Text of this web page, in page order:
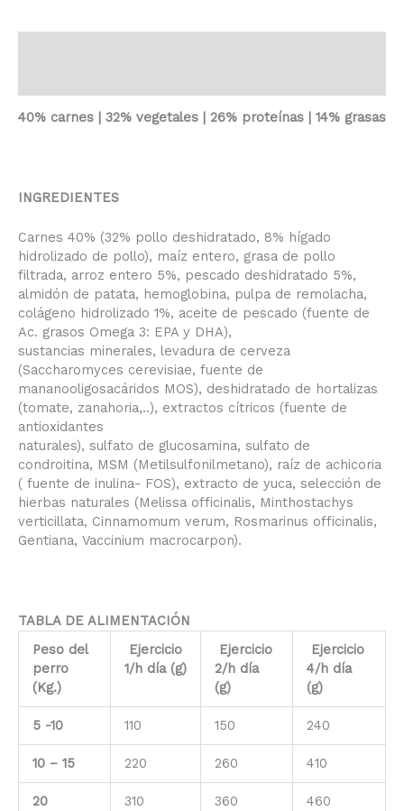
40% carnes | 32% vegetales | 26% proteínas | 14% grasas
INGREDIENTES
Carnes 40% (32% pollo deshidratado, 8% hígado
hidrolizado de pollo), maíz entero, grasa de pollo
filtrada, arroz entero 5%, pescado deshidratado 5%,
almidón de patata, hemoglobina, pulpa de remolacha,
colágeno hidrolizado 1%, aceite de pescado (fuente de
Ac. grasos Omega 3: EPA y DHA),
sustancias minerales, levadura de cerveza
(Saccharomyces cerevisiae, fuente de
mananooligosacáridos MOS), deshidratado de hortalizas
(tomate, zanahoria,..), extractos cítricos (fuente de
antioxidantes
naturales), sulfato de glucosamina, sulfato de
condroitina, MSM (Metilsulfonilmetano), raíz de achicoria
( fuente de inulina- FOS), extracto de yuca, selección de
hierbas naturales (Melissa officinalis, Minthostachys
verticillata, Cinnamomum verum, Rosmarinus officinalis,
Gentiana, Vaccinium macrocarpon).
TABLA DE ALIMENTACIÓN
Peso del
perro
(Kg.)
Ejercicio
1/h día (g)
Ejercicio
2/h día
(g)
Ejercicio
4/h día
(g)
5 -10 110 150 240
10 – 15 220 260 410
20 310 360 460